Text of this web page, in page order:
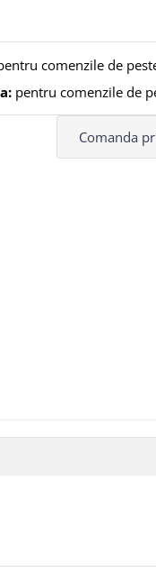
comenzile de
pentru comenzile de
Comanda